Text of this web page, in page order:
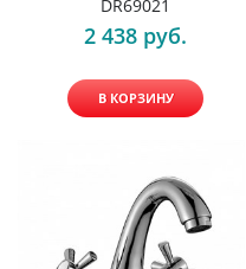
DR69021
2 438 руб.
В КОРЗИНУ